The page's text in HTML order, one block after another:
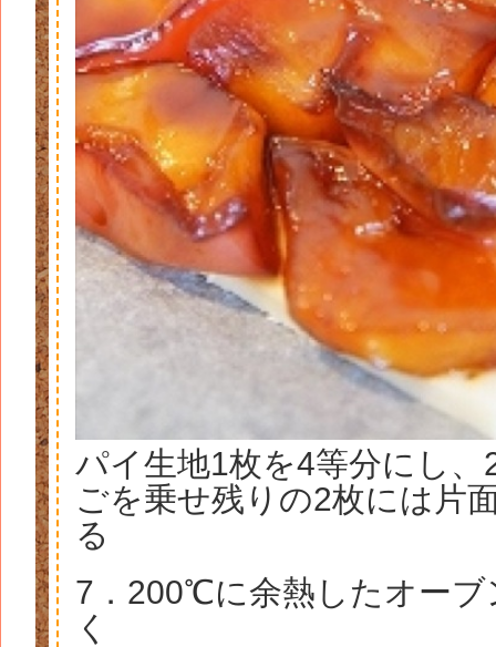
パイ生地1枚を4等分にし
ごを乗せ残りの2枚には片
る
7．200℃に余熱したオーブ
く